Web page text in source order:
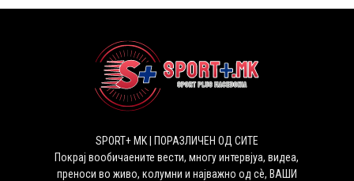
SPORT+ MK | ПОРАЗЛИЧЕН ОД СИТЕ
Покрај вообичаените вести, многу интервјуа, видеа,
преноси во живо, колумни и најважно од сѐ, ВАШИ